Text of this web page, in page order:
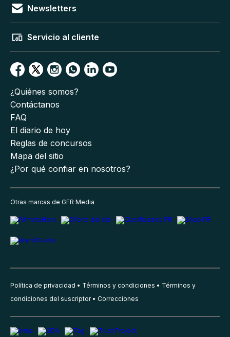
Newsletters
Servicio al cliente
¿Quiénes somos?
Contáctanos
FAQ
El diario de hoy
Reglas de concursos
Mapa del sitio
¿Por qué confiar en nosotros?
Otras marcas de GFR Media
Política de privacidad Términos y condiciones
Términos y
condiciones del suscriptor
Correcciones